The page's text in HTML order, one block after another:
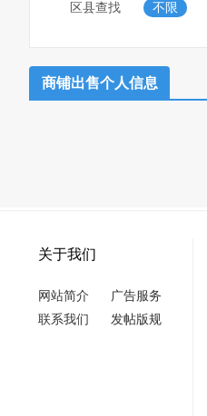
区县查找 不限
商铺出售个人信息
关于我们
网站简介
广告服务
联系我们
发帖版规